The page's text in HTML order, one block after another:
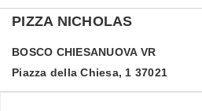
PIZZA NICHOLAS
BOSCO CHIESANUOVA VR
Piazza della Chiesa, 1 37021